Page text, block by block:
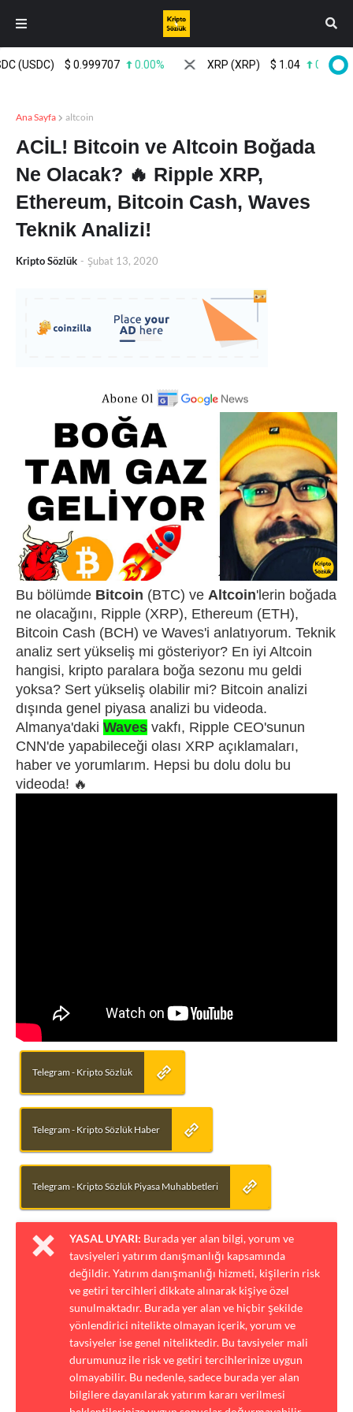
(USDC) $ 0.999707 0.00% XRP (XRP) $ 1.04 0.60%
Ana Sayfa altcoin
ACİL! Bitcoin ve Altcoin Boğada
Ne Olacak? 🔥 Ripple XRP,
Ethereum, Bitcoin Cash, Waves
Teknik Analizi!
Kripto Sözlük - Şubat 13, 2020
Bu bölümde Bitcoin (BTC) ve Altcoin'lerin boğada
ne olacağını, Ripple (XRP), Ethereum (ETH),
Bitcoin Cash (BCH) ve Waves'i anlatıyorum. Teknik
analiz sert yükseliş mi gösteriyor? En iyi Altcoin
hangisi, kripto paralara boğa sezonu mu geldi
yoksa? Sert yükseliş olabilir mi? Bitcoin analizi
dışında genel piyasa analizi bu videoda.
Almanya'daki Waves vakfı, Ripple CEO'sunun
CNN'de yapabileceği olası XRP açıklamaları,
haber ve yorumlarım. Hepsi bu dolu dolu bu
videoda! 🔥
Telegram - Kripto Sözlük
Telegram - Kripto Sözlük Haber
Telegram - Kripto Sözlük Piyasa Muhabbetleri
YASAL UYARI: Burada yer alan bilgi, yorum ve
tavsiyeleri yatırım danışmanlığı kapsamında
değildir. Yatırım danışmanlığı hizmeti, kişilerin risk
ve getiri tercihleri dikkate alınarak kişiye özel
sunulmaktadır. Burada yer alan ve hiçbir şekilde
yönlendirici nitelikte olmayan içerik, yorum ve
tavsiyeler ise genel niteliktedir. Bu tavsiyeler mali
durumunuz ile risk ve getiri tercihlerinize uygun
olmayabilir. Bu nedenle, sadece burada yer alan
bilgilere dayanılarak yatırım kararı verilmesi